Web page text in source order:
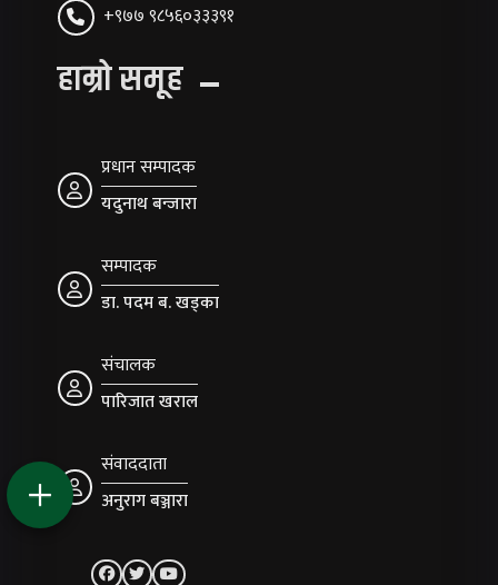
+९७७ ९८५६०३३३९१
हाम्रो समूह
प्रधान सम्पादक
यदुनाथ बन्जारा
सम्पादक
डा. पदम ब. खड्का
संचालक
पारिजात खराल
संवाददाता
अनुराग बञ्जारा